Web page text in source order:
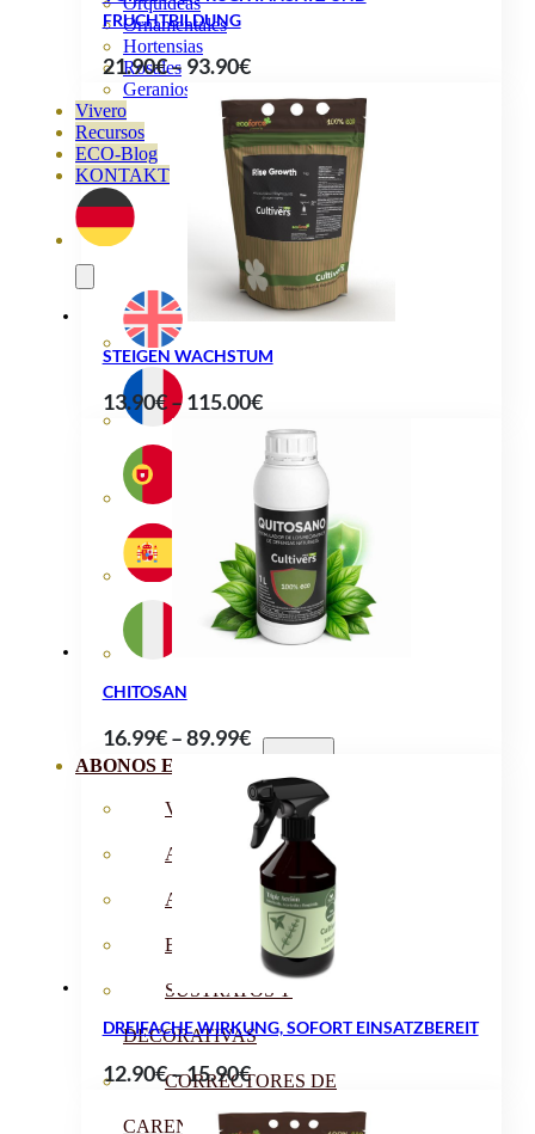
Ornamentales
Hortensias
Rosales
Geranios
Vivero
Recursos
ECO-Blog
KONTAKT
ABONOS ECO
VER TODOS
ABONOS LÍQUIDOS
ABONOS SOLIDOS
BIOESTIMULANTES
SUSTRATOS Y
DECORATIVAS
CORRECTORES DE
CARENCIAS
FRUCHTBILDUNG
21.90€– 93.90€Preisspanne:
21.90€
bis
93.90€
STEIGEN WACHSTUM
13.90€ –115.00€Preisspanne:
13.90€
bis
115.00€
CHITOSAN
16.99€ –89.99€Preisspanne:
bis
89.99€
DREIFACHE WIRKUNG, SOFORT EINSATZBEREIT
12.90€–15.90€Preisspanne: